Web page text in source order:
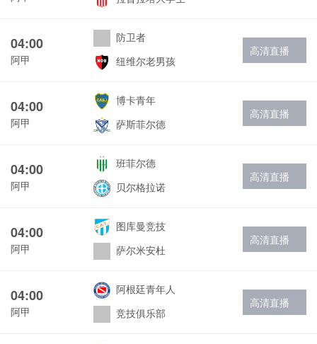
04:00
阿甲
防卫者
纽维尔老男孩
高清直播
04:00
阿甲
博卡青年
萨斯菲尔德
高清直播
04:00
阿甲
班菲尔德
贝尔格拉诺
高清直播
04:00
阿甲
图库曼竞技
萨尔米安杜
高清直播
04:00
阿甲
阿根廷青年人
竞技俱乐部
高清直播